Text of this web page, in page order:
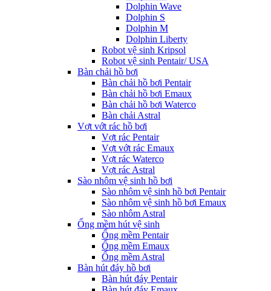
Dolphin Wave
Dolphin S
Dolphin M
Dolphin Liberty
Robot vệ sinh Kripsol
Robot vệ sinh Pentair/ USA
Bàn chải hồ bơi
Bàn chải hồ bơi Pentair
Bàn chải hồ bơi Emaux
Bàn chải hồ bơi Waterco
Bàn chải Astral
Vợt vớt rác hồ bơi
Vợt rác Pentair
Vợt vớt rác Emaux
Vợt rác Waterco
Vợt rác Astral
Sào nhôm vệ sinh hồ bơi
Sào nhôm vệ sinh hồ bơi Pentair
Sào nhôm vệ sinh hồ bơi Emaux
Sào nhôm Astral
Ống mềm hút vệ sinh
Ống mềm Pentair
Ống mềm Emaux
Ống mềm Astral
Bàn hút đáy hồ bơi
Bàn hút đáy Pentair